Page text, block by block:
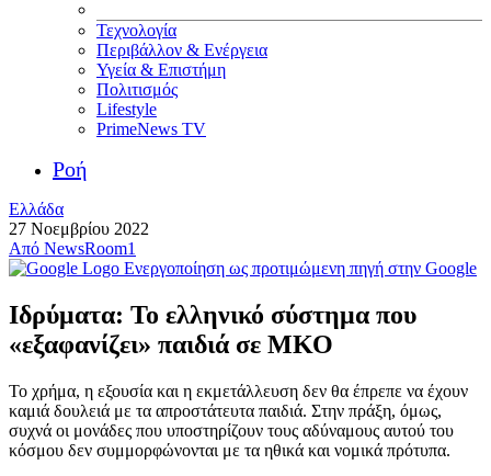
Τεχνολογία
Περιβάλλον & Ενέργεια
Υγεία & Επιστήμη
Πολιτισμός
Lifestyle
PrimeNews TV
Ροή
Ελλάδα
27 Νοεμβρίου 2022
Από NewsRoom1
Ενεργοποίηση ως προτιμώμενη πηγή στην Google
Ιδρύματα: Το ελληνικό σύστημα που
«εξαφανίζει» παιδιά σε ΜΚΟ
Το χρήμα, η εξουσία και η εκμετάλλευση δεν θα έπρεπε να έχουν
καμιά δουλειά με τα απροστάτευτα παιδιά. Στην πράξη, όμως,
συχνά οι μονάδες που υποστηρίζουν τους αδύναμους αυτού του
κόσμου δεν συμμορφώνονται με τα ηθικά και νομικά πρότυπα.